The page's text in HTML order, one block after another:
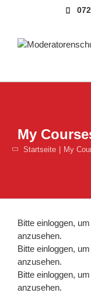
My
Startseite My
Bitte einloggen,
anzusehen.
Bitte einloggen,
anzusehen.
Bitte einloggen,
anzusehen.